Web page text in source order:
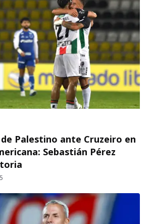
Palestino ante Cruzeiro en
Sebastián Pérez